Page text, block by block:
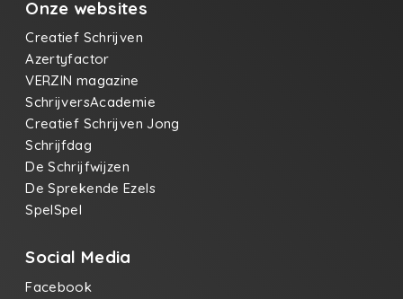
Onze websites
Creatief Schrijven
Azertyfactor
VERZIN magazine
SchrijversAcademie
Creatief Schrijven Jong
Schrijfdag
De Schrijfwijzen
De Sprekende Ezels
SpelSpel
Social Media
Facebook